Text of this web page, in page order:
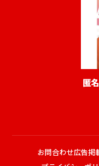
匿
お問合わせ広告掲